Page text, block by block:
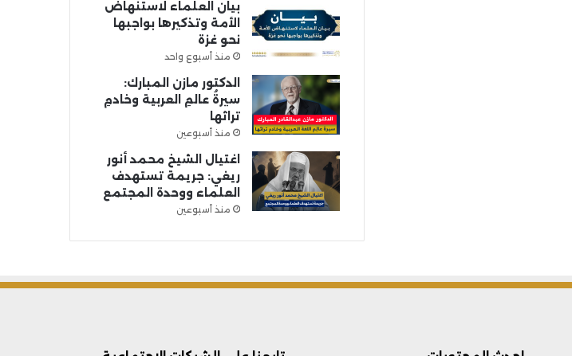
بيان العلماء لاستنهاض
الأمة وتذكيرها بواجبها
نحو غزة
منذ أسبوع واحد
الدكتور مازن المبارك:
سيرةُ عالمِ العربية وخادمِ
تراثها
منذ أسبوعين
اغتيال الشيخ محمد أنور
ريغي: جريمة تستهدف
العلماء ووحدة المجتمع
منذ أسبوعين